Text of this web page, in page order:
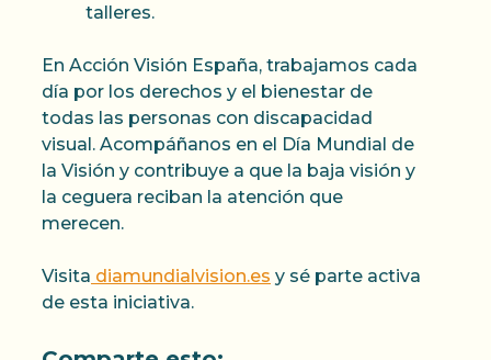
talleres.
En Acción Visión España, trabajamos cada
día por los derechos y el bienestar de
todas las personas con discapacidad
visual. Acompáñanos en el Día Mundial de
la Visión y contribuye a que la baja visión y
la ceguera reciban la atención que
merecen.
Visita diamundialvision.es y sé parte activa
de esta iniciativa.